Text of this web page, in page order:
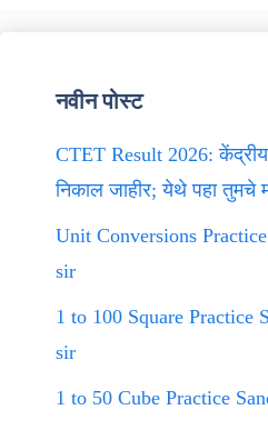
नवीन पोस्ट
CTET Result 2026: केंद्रीय
निकाल जाहीर; येथे पहा तुमचे
Unit Conversions
sir
1 to 100 Square Practice
sir
1 to 50 Cube Practice